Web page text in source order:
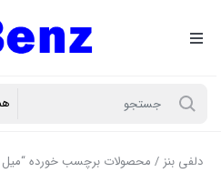
دلفی بنز / محصولات برچسب خورده “میل